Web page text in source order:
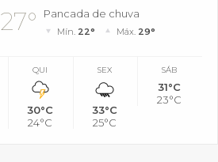
27° Pancada de chuva
Mín. 22° Máx. 29°
QUI
30°C
24°C
SEX
33°C
25°C
SÁB
31°C
23°C